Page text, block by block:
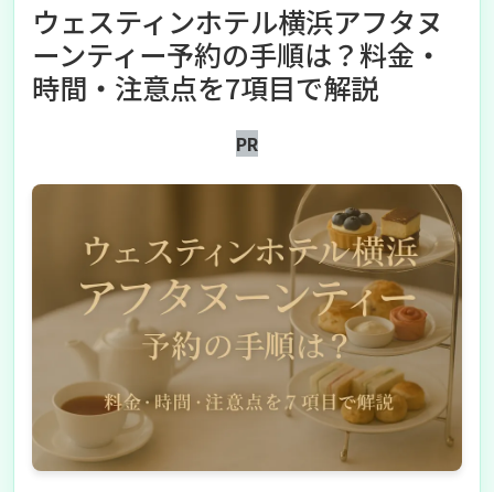
ウェスティンホテル横浜アフタヌ
ーンティー予約の手順は？料金・
時間・注意点を7項目で解説
PR